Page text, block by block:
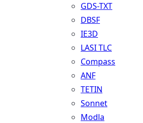
GDS-TXT
DBSF
IE3D
LASI TLC
Compass
ANF
TETIN
Sonnet
Modla